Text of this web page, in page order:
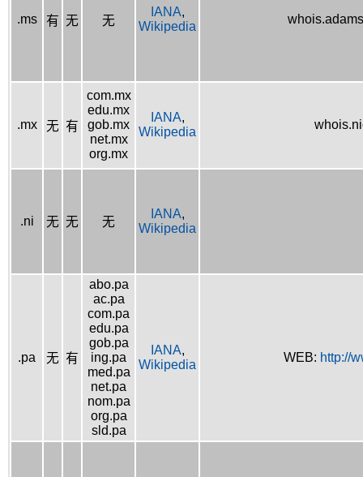
.ms 有 无 无
IANA,
Wikipedia
.mx 无 有
com.mx
edu.mx
gob.mx
net.mx
org.mx
IANA,
Wikipedia
.ni 无 无 无
IANA,
Wikipedia
.pa 无 有
abo.pa
ac.pa
com.pa
edu.pa
gob.pa
ing.pa
med.pa
net.pa
nom.pa
org.pa
sld.pa
IANA,
Wikipedia
WEB: http://